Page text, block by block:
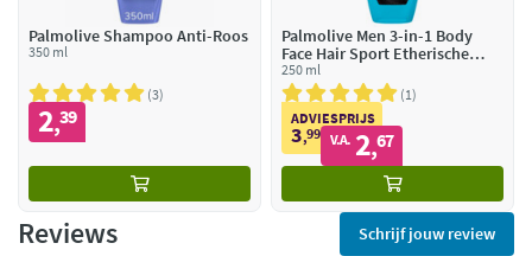
Palmolive Shampoo Anti-Roos
350 ml
3
2,39
Palmolive Men 3-in-1 Body
Face Hair Sport Etherische
Oliën Munt Cedernaalden
250 ml
1
ADVIESPRIJS
3,99 V.A. 2,67
Reviews Schrijf jouw review